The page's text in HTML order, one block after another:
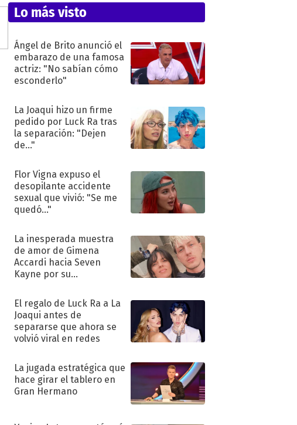
Lo más visto
Ángel de Brito anunció el
embarazo de una famosa
actriz: "No sabían cómo
esconderlo"
La Joaqui hizo un firme
pedido por Luck Ra tras
la separación: "Dejen
de..."
Flor Vigna expuso el
desopilante accidente
sexual que vivió: "Se me
quedó..."
La inesperada muestra
de amor de Gimena
Accardi hacia Seven
Kayne por su
El regalo de Luck Ra a La
Joaqui antes de
separarse que ahora se
volvió viral en redes
La jugada estratégica que
hace girar el tablero en
Gran Hermano